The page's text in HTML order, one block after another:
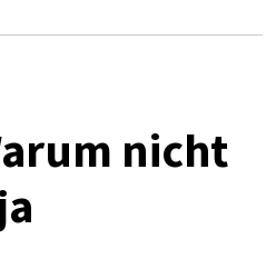
nicht